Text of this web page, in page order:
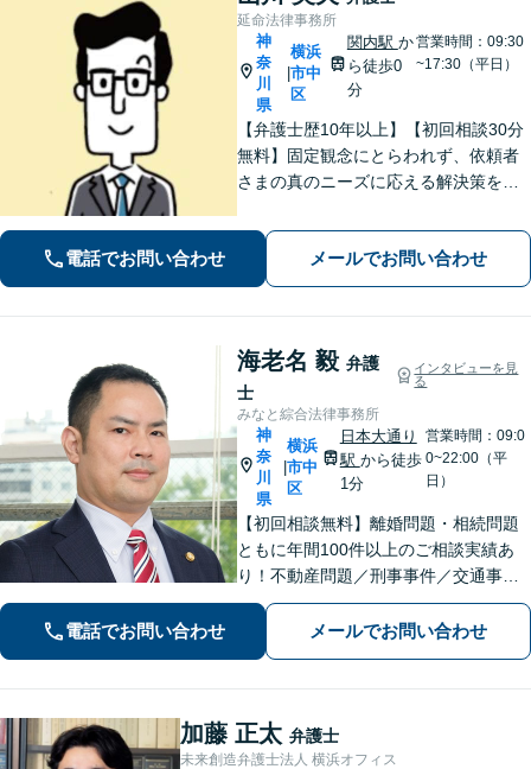
延命法律事務所
神
奈
川
県
横浜
市中
区
関内駅 か
ら徒歩0
分
営業時間：09:30
~17:30（平日）
【弁護士歴10年以上】【初回相談30分
無料】固定観念にとらわれず、依頼者
さまの真のニーズに応える解決策を導
士業との連携で不動産トラブルや相続
問題にワンストップの対応も可能【WE
B面談対応】【関内駅3分】
電話でお問い合わせ メールでお問い合わせ
海老名 毅 弁護
士
インタビューを見
る
みなと綜合法律事務所
神
奈
川
県
横浜
市中
区
日本大通り
駅 から徒歩
1分
営業時間：09:0
0~22:00（平
日）
【初回相談無料】離婚問題・相続問題
ともに年間100件以上のご相談実績あ
り！不動産問題／刑事事件／交通事故
／借金問題／労働問題／債権回収にも
注力。これまで培ったノウハウを最大
限に活かし、最善の解決へ尽力します
電話でお問い合わせ メールでお問い合わせ
加藤 正太 弁護士
未来創造弁護士法人 横浜オフィス